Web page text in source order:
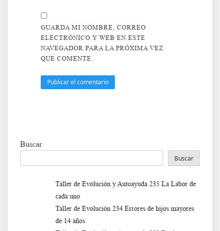
GUARDA MI NOMBRE, CORREO
ELECTRÓNICO Y WEB EN ESTE
NAVEGADOR PARA LA PRÓXIMA VEZ
QUE COMENTE.
Buscar
Buscar
Taller de Evolución y Autoayuda 235 La Labor de
cada uno
Taller de Evolución 234 Errores de hijos mayores
de 14 años